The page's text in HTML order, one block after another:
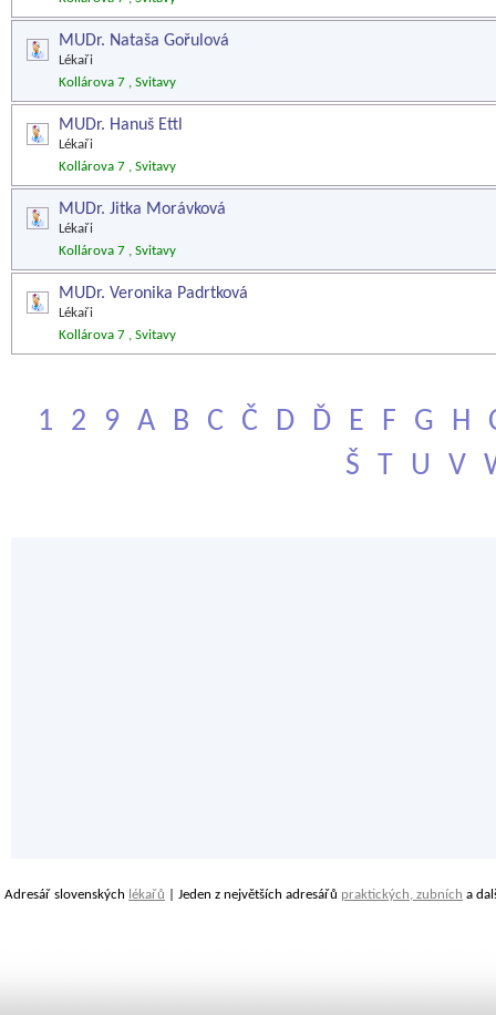
MUDr. Nataša Gořulová
Lékaři
Kollárova 7 , Svitavy
MUDr. Hanuš Ettl
Lékaři
Kollárova 7 , Svitavy
MUDr. Jitka Morávková
Lékaři
Kollárova 7 , Svitavy
MUDr. Veronika Padrtková
Lékaři
Kollárova 7 , Svitavy
1 2 9 A B C Č D Ď E F G H
Š
T U V
Adresář slovenských lékařů | Jeden z největších adresářů praktických, zubních a